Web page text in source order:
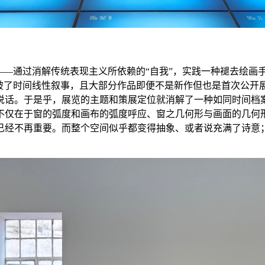
过消解传统表现主义所依赖的“自我”，实践一种褪去绘画
时间线性叙事，且大部分作品即便不是新作但也是首次公
。于是乎，展览的主题和策展定位就消解了一种如同时间
在于窗的弧度和画布的弧度呼应、窗之几何形与画面的几
不再重要。而整个空间似乎都变得抽象、或者说充满了诗